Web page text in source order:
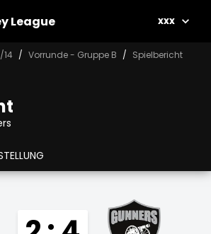
League xxx
14 Vorrunde - Gruppe B Spielbericht